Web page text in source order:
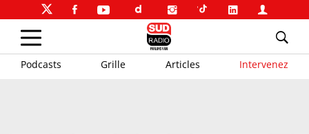
Podcasts Grille Articles Intervenez